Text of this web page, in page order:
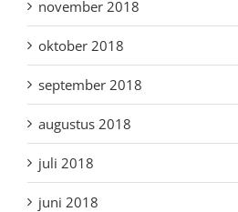
november 2018
oktober 2018
september 2018
augustus 2018
juli 2018
juni 2018